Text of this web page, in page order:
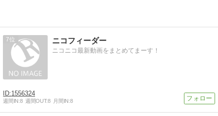
7 ニコフィーダー
ニコニコ最新動画をまとめてまーす！
1556324
週間IN:8 週間OUT:8 月間IN:8